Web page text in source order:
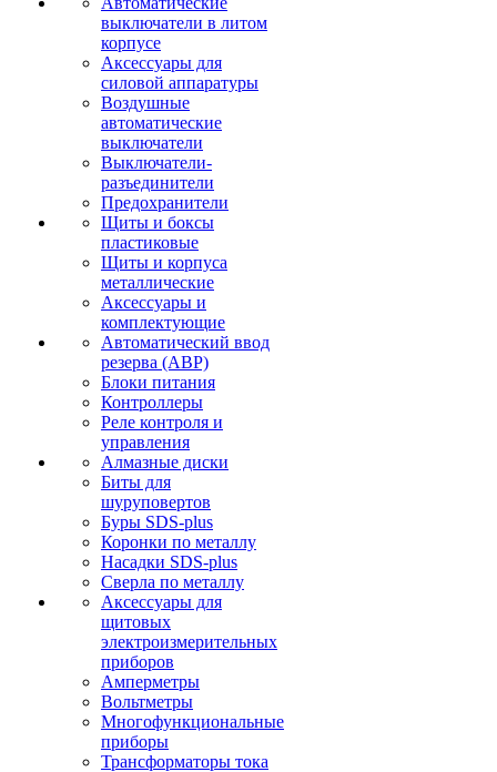
выключатели в литом
корпусе
Аксессуары для
силовой аппаратуры
Воздушные
автоматические
выключатели
Выключатели-
разъединители
Предохранители
Щиты и боксы
пластиковые
Щиты и корпуса
металлические
Аксессуары и
комплектующие
Автоматический ввод
резерва (АВР)
Блоки питания
Контроллеры
Реле контроля и
управления
Алмазные диски
Биты для
шуруповертов
Буры SDS-plus
Коронки по металлу
Насадки SDS-plus
Сверла по металлу
Аксессуары для
щитовых
электроизмерительных
приборов
Амперметры
Вольтметры
Многофункциональные
приборы
Трансформаторы тока